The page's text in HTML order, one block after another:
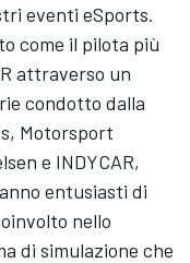
eventi eSports.
come il pilota più
attraverso un
condotto dalla
, Motorsport
e INDYCAR,
entusiasti di
nello
di simulazione che